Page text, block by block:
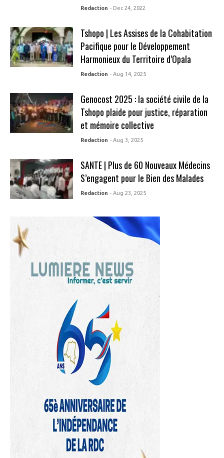
Redaction - Dec 24, 2022
Tshopo | Les Assises de la Cohabitation
Pacifique pour le Développement
Harmonieux du Territoire d’Opala
Redaction - Aug 14, 2025
Genocost 2025 : la société civile de la
Tshopo plaide pour justice, réparation
et mémoire collective
Redaction - Aug 3, 2025
SANTE | Plus de 60 Nouveaux Médecins
S’engagent pour le Bien des Malades
Redaction - Aug 23, 2025